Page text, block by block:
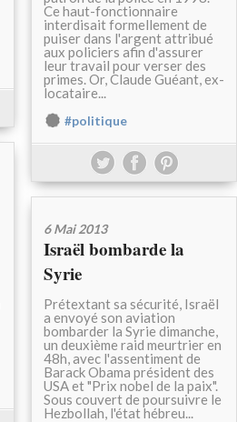
Ce haut-fonctionnaire
interdisait formellement de
puiser dans l'argent attribué
aux policiers afin d'assurer
leur travail pour verser des
primes. Or, Claude Guéant, ex-
locataire...
#politique
6 Mai 2013
Israël bombarde la
Syrie
Prétextant sa sécurité, Israël
a envoyé son aviation
bombarder la Syrie dimanche,
un deuxième raid meurtrier en
48h, avec l'assentiment de
Barack Obama président des
USA et "Prix nobel de la paix".
Sous couvert de poursuivre le
Hezbollah, l'état hébreu...